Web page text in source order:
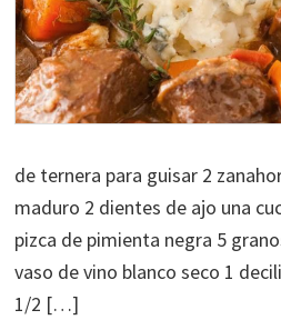
de ternera para guisar 2
maduro 2 dientes de ajo una
pizca de pimienta negra 5
vaso de vino blanco seco 1
1/2 […]